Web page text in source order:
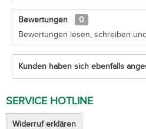
Bewertungen
0
Bewertungen lesen, schreiben
Kunden haben sich ebenfalls
SERVICE HOTLINE
Widerruf erklären